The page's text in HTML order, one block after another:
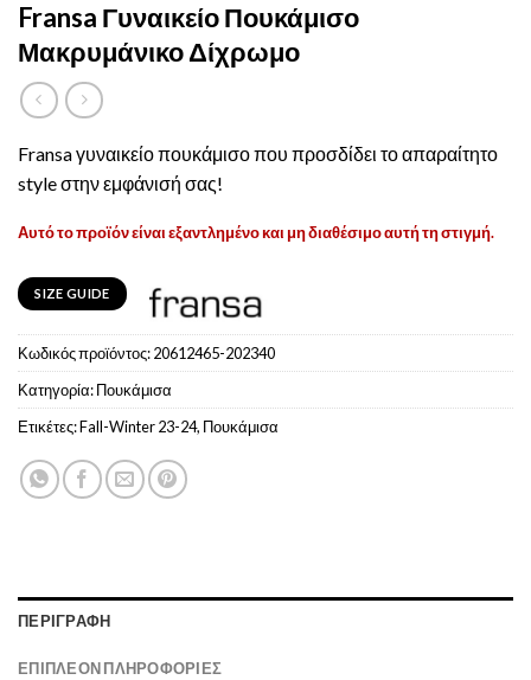
Fransa Γυναικείο Πουκάμισο
Μακρυμάνικο Δίχρωμο
Fransa γυναικείο πουκάμισο που προσδίδει το απαραίτητο
style στην εμφάνισή σας!
Αυτό το προϊόν είναι εξαντλημένο και μη διαθέσιμο αυτή τη στιγμή.
SIZE GUIDE
Κωδικός προϊόντος:20612465-202340
Κατηγορία:Πουκάμισα
Ετικέτες:Fall-Winter 23-24, Πουκάμισα
ΠΕΡΙΓΡΑΦΉ
ΕΠΙΠΛΈΟΝ ΠΛΗΡΟΦΟΡΊΕΣ